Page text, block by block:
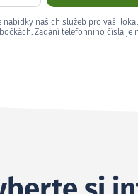
našich služeb pro vaši
Zadání telefonního čísla je